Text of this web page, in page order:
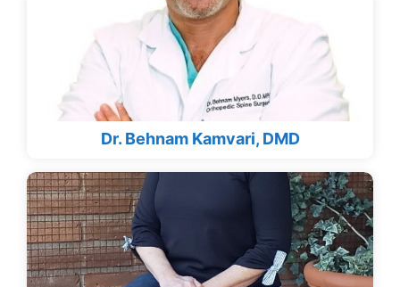
Dr. Behnam Kamvari, DMD